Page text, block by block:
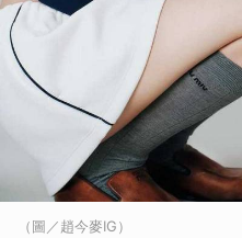
（圖／趙今麥IG）